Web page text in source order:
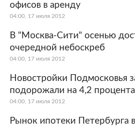
офисов в аренду
04:00, 17 июля 2012
В "Москва-Сити" осенью
очередной небоскреб
04:00, 17 июля 2012
Новостройки Подмосковья
подорожали на 4,2 процента
04:00, 17 июля 2012
Рынок ипотеки Петербурга